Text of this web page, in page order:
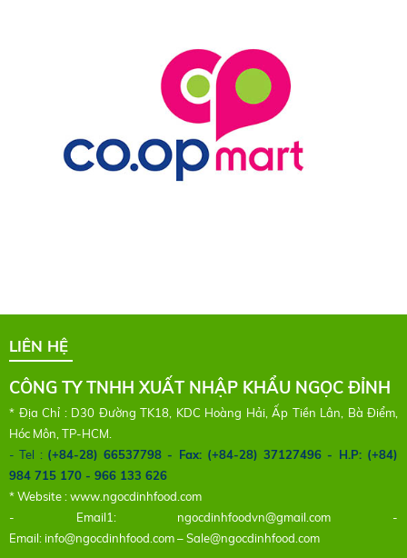
LIÊN HỆ
CÔNG TY TNHH XUẤT NHẬP KHẨU NGỌC ĐỈNH
* Địa Chỉ : D30 Đường TK18, KDC Hoàng Hải, Ấp Tiền Lân, Bà Điểm,
Hóc Môn, TP-HCM.
- Tel : (+84-28) 66537798 - Fax: (+84-28) 37127496 - H.P: (+84)
984 715 170 - 966 133 626
* Website :www.ngocdinhfood.com
- Email1: ngocdinhfoodvn@gmail.com -
Email: info@ngocdinhfood.com–Sale@ngocdinhfood.com